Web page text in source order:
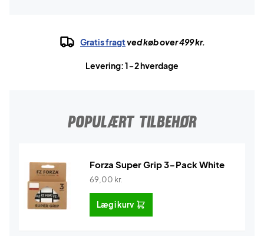
Gratis fragtved køb over 499 kr.
Levering: 1-2 hverdage
POPULÆRT TILBEHØR
Forza Super Grip 3-Pack White
69,00 kr.
Læg i kurv